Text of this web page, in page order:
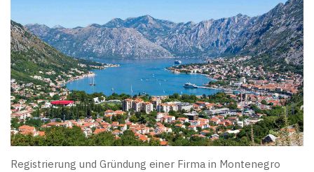
Registrierung und Gründung einer Firma in Montenegro